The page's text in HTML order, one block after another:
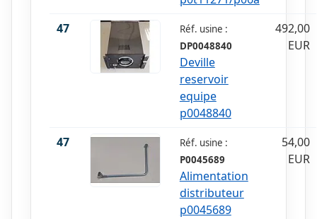
47
Réf. usine :
DP0048840
Deville
reservoir
equipe
p0048840
492,00
EUR
47
Réf. usine :
P0045689
Alimentation
distributeur
p0045689
54,00
EUR